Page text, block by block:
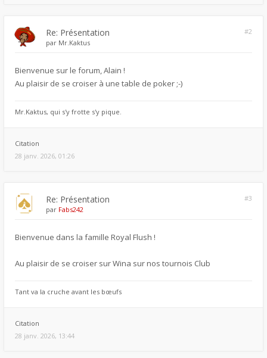
Re: Présentation
#2
par Mr.Kaktus
Bienvenue sur le forum, Alain !
Au plaisir de se croiser à une table de poker ;-)
Mr.Kaktus, qui s'y frotte s'y pique.
Citation
28 janv. 2026, 01:26
Re: Présentation
#3
par Fabs242
Bienvenue dans la famille Royal Flush !
Au plaisir de se croiser sur Wina sur nos tournois Club
Tant va la cruche avant les bœufs
Citation
28 janv. 2026, 13:44